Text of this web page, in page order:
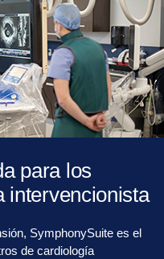
para los
intervencionista
SymphonySuite es el
de cardiología